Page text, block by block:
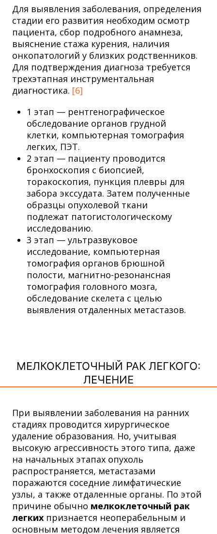
Для выявления заболевания, определения
стадии его развития необходим осмотр
пациента, сбор подробного анамнеза,
выяснение стажа курения, наличия
онкопатологий у близких родственников.
Для подтверждения диагноза требуется
трехэтапная инструментальная
диагностика. [6]
1 этап — рентгенографическое
обследование органов грудной
клетки, компьютерная томография
легких, ПЭТ.
2 этап — пациенту проводится
бронхоскопия с биопсией,
торакоскопия, пункция плевры для
забора экссудата. Затем полученные
образцы опухолевой ткани
подлежат патогистологическому
исследованию.
3 этап — ультразвуковое
исследование, компьютерная
томография органов брюшной
полости, магнитно-резонансная
томография головного мозга,
обследование скелета с целью
выявления отдаленных метастазов.
МЕЛКОКЛЕТОЧНЫЙ РАК ЛЕГКОГО:
ЛЕЧЕНИЕ
При выявлении заболевания на ранних
стадиях проводится хирургическое
удаление образования. Но, учитывая
высокую агрессивность этого типа, даже
на начальных этапах опухоль
распространяется, метастазами
поражаются соседние лимфатические
узлы, а также отдаленные органы. По этой
причине обычно мелкоклеточный рак
легких признается неоперабельным и
основным методом лечения является